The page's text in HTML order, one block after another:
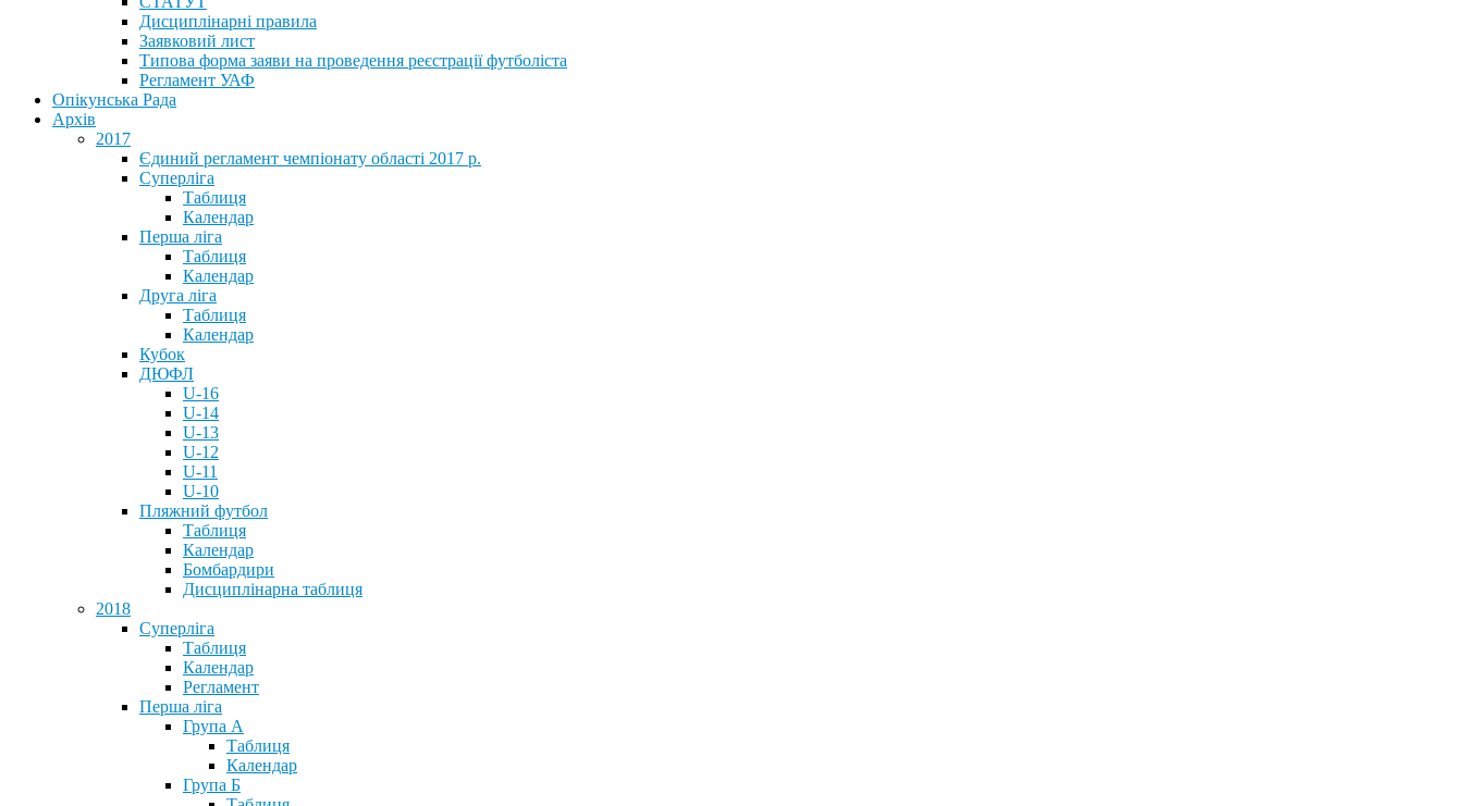
Дисциплінарні правила
Заявковий лист
Типова форма заяви на проведення реєстрації футболіста
Регламент УАФ
Опікунська Рада
Архів
2017
Єдиний регламент чемпіонату області 2017 р.
Суперліга
Таблиця
Календар
Перша ліга
Таблиця
Календар
Друга ліга
Таблиця
Календар
Кубок
ДЮФЛ
U-16
U-14
U-13
U-12
U-11
U-10
Пляжний футбол
Таблиця
Календар
Бомбардири
Дисциплінарна таблиця
2018
Суперліга
Таблиця
Календар
Регламент
Перша ліга
Група А
Таблиця
Календар
Група Б